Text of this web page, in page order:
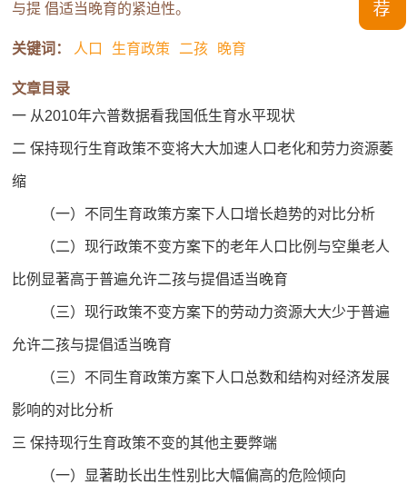
与提 倡适当晚育的紧迫性。
关键词： 人口 生育政策 二孩 晚育
文章目录
一 从2010年六普数据看我国低生育水平现状
二 保持现行生育政策不变将大大加速人口老化和劳力资源萎
缩
（一）不同生育政策方案下人口增长趋势的对比分析
（二）现行政策不变方案下的老年人口比例与空巢老人
比例显著高于普遍允许二孩与提倡适当晚育
（三）现行政策不变方案下的劳动力资源大大少于普遍
允许二孩与提倡适当晚育
（三）不同生育政策方案下人口总数和结构对经济发展
影响的对比分析
三 保持现行生育政策不变的其他主要弊端
（一）显著助长出生性别比大幅偏高的危险倾向